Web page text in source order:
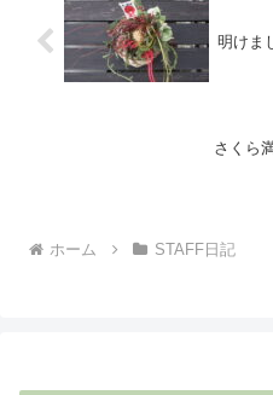
明けま
さくら
ホーム STAFF日記